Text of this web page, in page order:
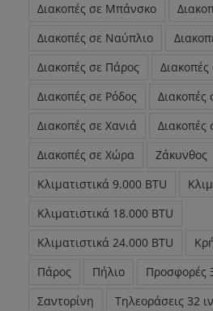
Διακοπές σε Μπάνσκο
Διακοπές σε Ναύπλιο
Διακοπές σε Πάρος
Διακοπές σε Ρόδος
Διακοπές
Διακοπές σε Χανιά
Διακοπές
Διακοπές σε Χώρα
Ζάκυνθος
Κλιματιστικά 9.000 BTU
Κλιματιστικά 18.000 BTU
Κλιματιστικά 24.000 BTU
Πάρος
Πήλιο Προσφορές
Σαντορίνη
Τηλεοράσεις 32